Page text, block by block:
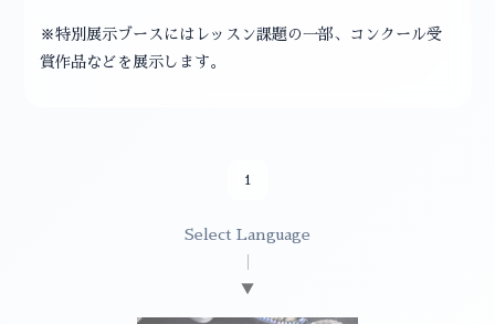
※特別展示ブースにはレッスン課題の一部、コンクール受
賞作品などを展示します。
1
Select Language
▼